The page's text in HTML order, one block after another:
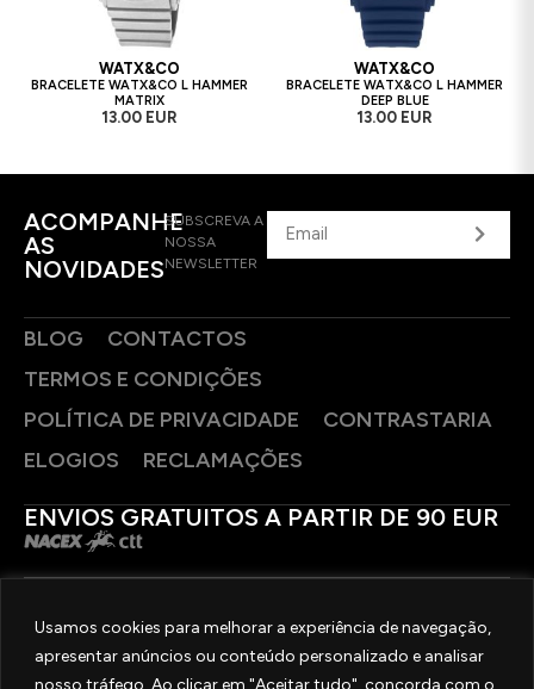
Usamos cookies para melhorar a experiência de navegação,
apresentar anúncios ou conteúdo personalizado e analisar
nosso tráfego. Ao clicar em "Aceitar tudo", concorda com o
WATX&CO
BRACELETE WATX&CO L HAMMER
MATRIX
13.00 EUR
WATX&CO
BRACELETE WATX&CO L HAMMER
DEEP BLUE
13.00 EUR
ACOMPANHE
AS
NOVIDADES
SUBSCREVA A
NOSSA
NEWSLETTER
BLOG
CONTACTOS
TERMOS E CONDIÇÕES
POLÍTICA DE PRIVACIDADE
CONTRASTARIA
ELOGIOS
RECLAMAÇÕES
ENVIOS GRATUITOS A PARTIR DE 90 EUR
SIGA-NOS